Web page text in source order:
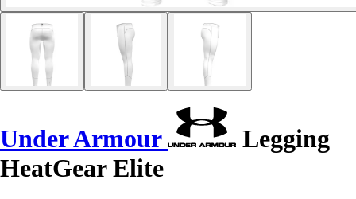
Under Armour
Legging
HeatGear Elite